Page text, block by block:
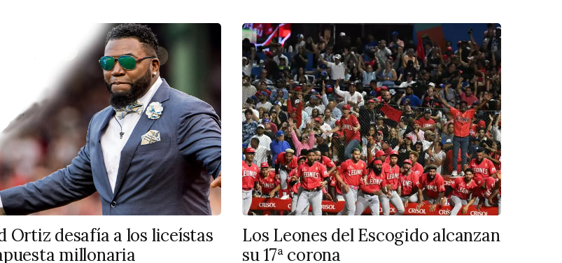
Ortiz desafía a los liceístas
millonaria
Los Leones del Escogido alcanzan
su 17ª corona